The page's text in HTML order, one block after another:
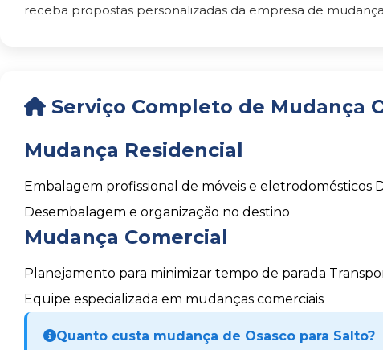
receba propostas personalizadas da empresa de
Serviço Completo de Mudança
Mudança Residencial
Embalagem profissional de móveis e eletrodomésticos
Desembalagem e organização no destino
Mudança Comercial
Planejamento para minimizar tempo de parada
Equipe especializada em mudanças comerciais
Quanto custa mudança de Osasco para Salto?